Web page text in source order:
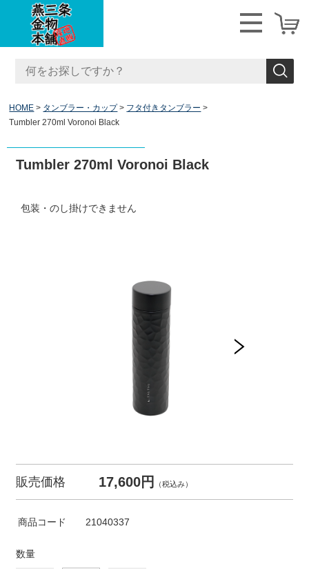
HOME タンブラー・カップ
フタ付きタンブラー
Tumbler 270ml Voronoi Black
Tumbler 270ml Voronoi Black
包装・のし掛けできません
販売価格 17,600円 （税込み）
商品コード 21040337
数量